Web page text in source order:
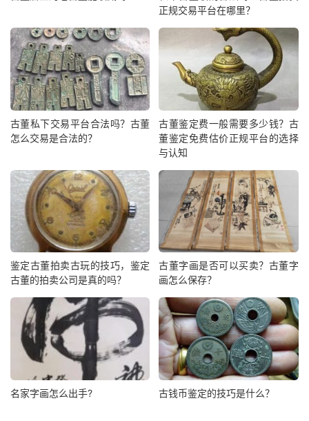
正规交易平台在哪里？
古董私下交易平台合法吗？古董
怎么交易是合法的？
古董鉴定费一般需要多少钱？古
董鉴定免费估价正规平台的选择
与认知
鉴定古董拍卖古玩的技巧，鉴定
古董的拍卖公司是真的吗？
古董字画是否可以买卖？古董字
画怎么保存？
名家字画怎么出手? 古钱币鉴定的技巧是什么？